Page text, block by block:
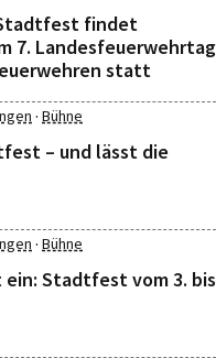
findet
7. Landesfeuerwehrtag
statt
· Bühne
– und lässt die
· Bühne
Stadtfest vom 3. bis